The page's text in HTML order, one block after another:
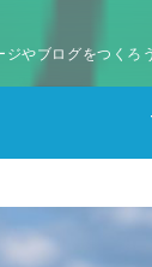
やブログをつくろう